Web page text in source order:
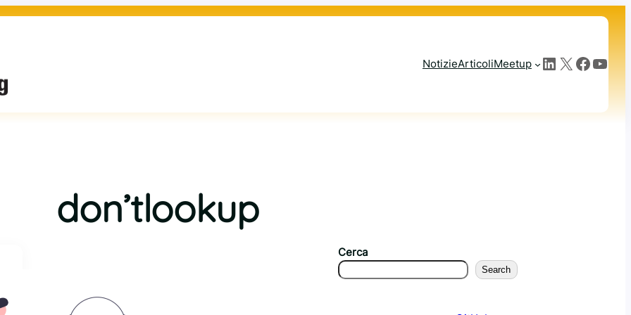
NotizieArticoliMeetup LinkedIn X Facebook YouTube
don’tlookup
Cerca
Search